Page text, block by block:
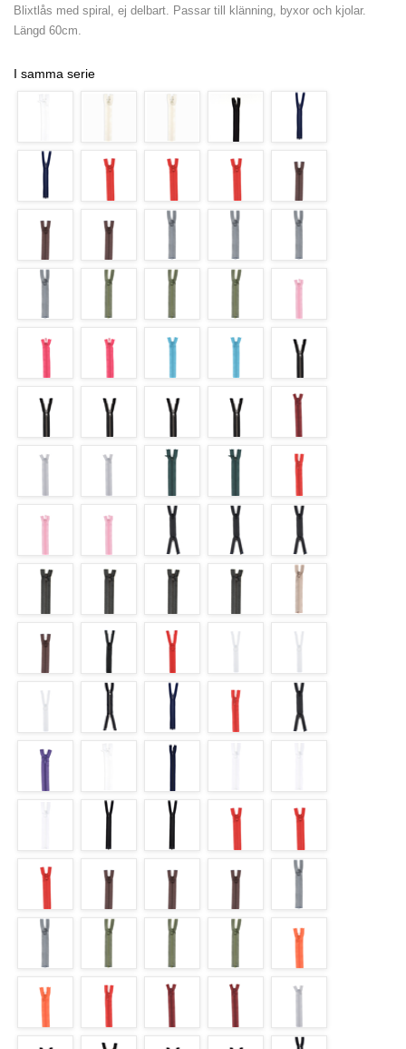
Blixtlås med spiral, ej delbart. Passar till klänning, byxor och kjolar.
Längd 60cm.
I samma serie